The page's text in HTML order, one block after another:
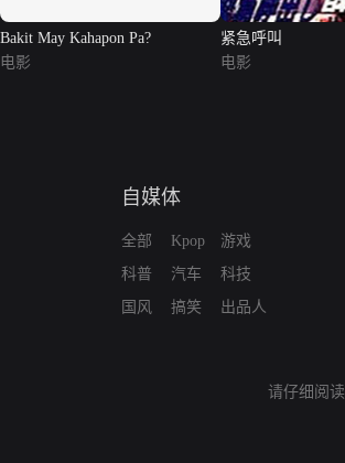
Bakit May Kahapon Pa?
电影
紧急呼叫
电影
自媒体
全部
科普
国风
Kpop
汽车
搞笑
游戏
科技
出品人
请仔细阅读